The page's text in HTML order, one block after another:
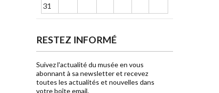
31
RESTEZ INFORMÉ
Suivez l'actualité du musée en vous
abonnant à sa newsletter et recevez
toutes les actualités et nouvelles dans
votre boîte email.